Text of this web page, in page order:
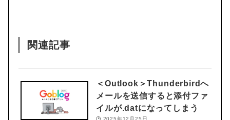
関連記事
＜Outlook＞Thunderbirdへ
メールを送信すると添付ファ
イルが.datになってしまう
2025年12月25日